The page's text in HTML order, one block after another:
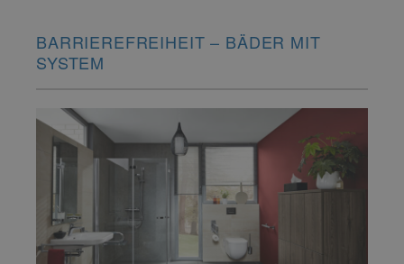
BARRIEREFREIHEIT – BÄDER MIT
SYSTEM